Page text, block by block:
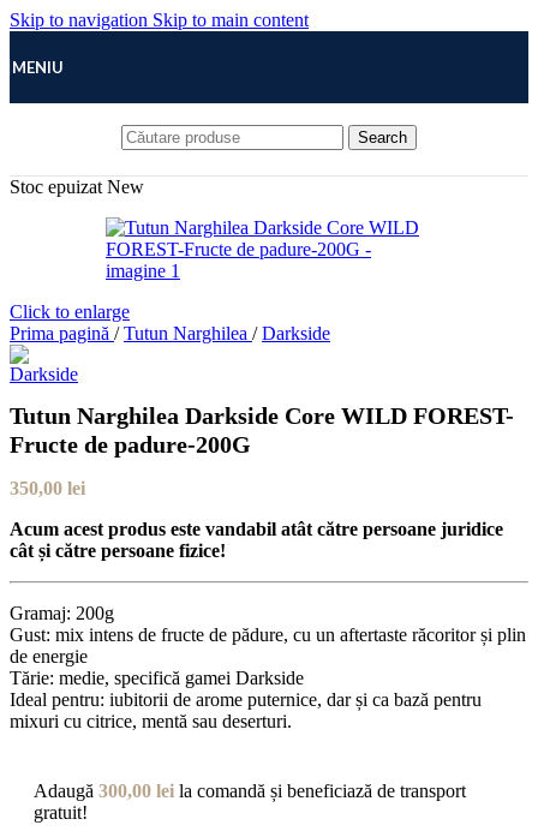
Skip to navigation Skip to main content
MENIU
Search
Stoc epuizat New
Click to enlarge
Prima pagină / Tutun Narghilea / Darkside
Tutun Narghilea Darkside Core WILD FOREST-
Fructe de padure-200G
350,00 lei
Acum acest produs este vandabil atât către persoane juridice
cât și către persoane fizice!
Gramaj: 200g
Gust: mix intens de fructe de pădure, cu un aftertaste răcoritor și plin
de energie
Tărie: medie, specifică gamei Darkside
Ideal pentru: iubitorii de arome puternice, dar și ca bază pentru
mixuri cu citrice, mentă sau deserturi.
Adaugă 300,00 lei la comandă și beneficiază de transport
gratuit!